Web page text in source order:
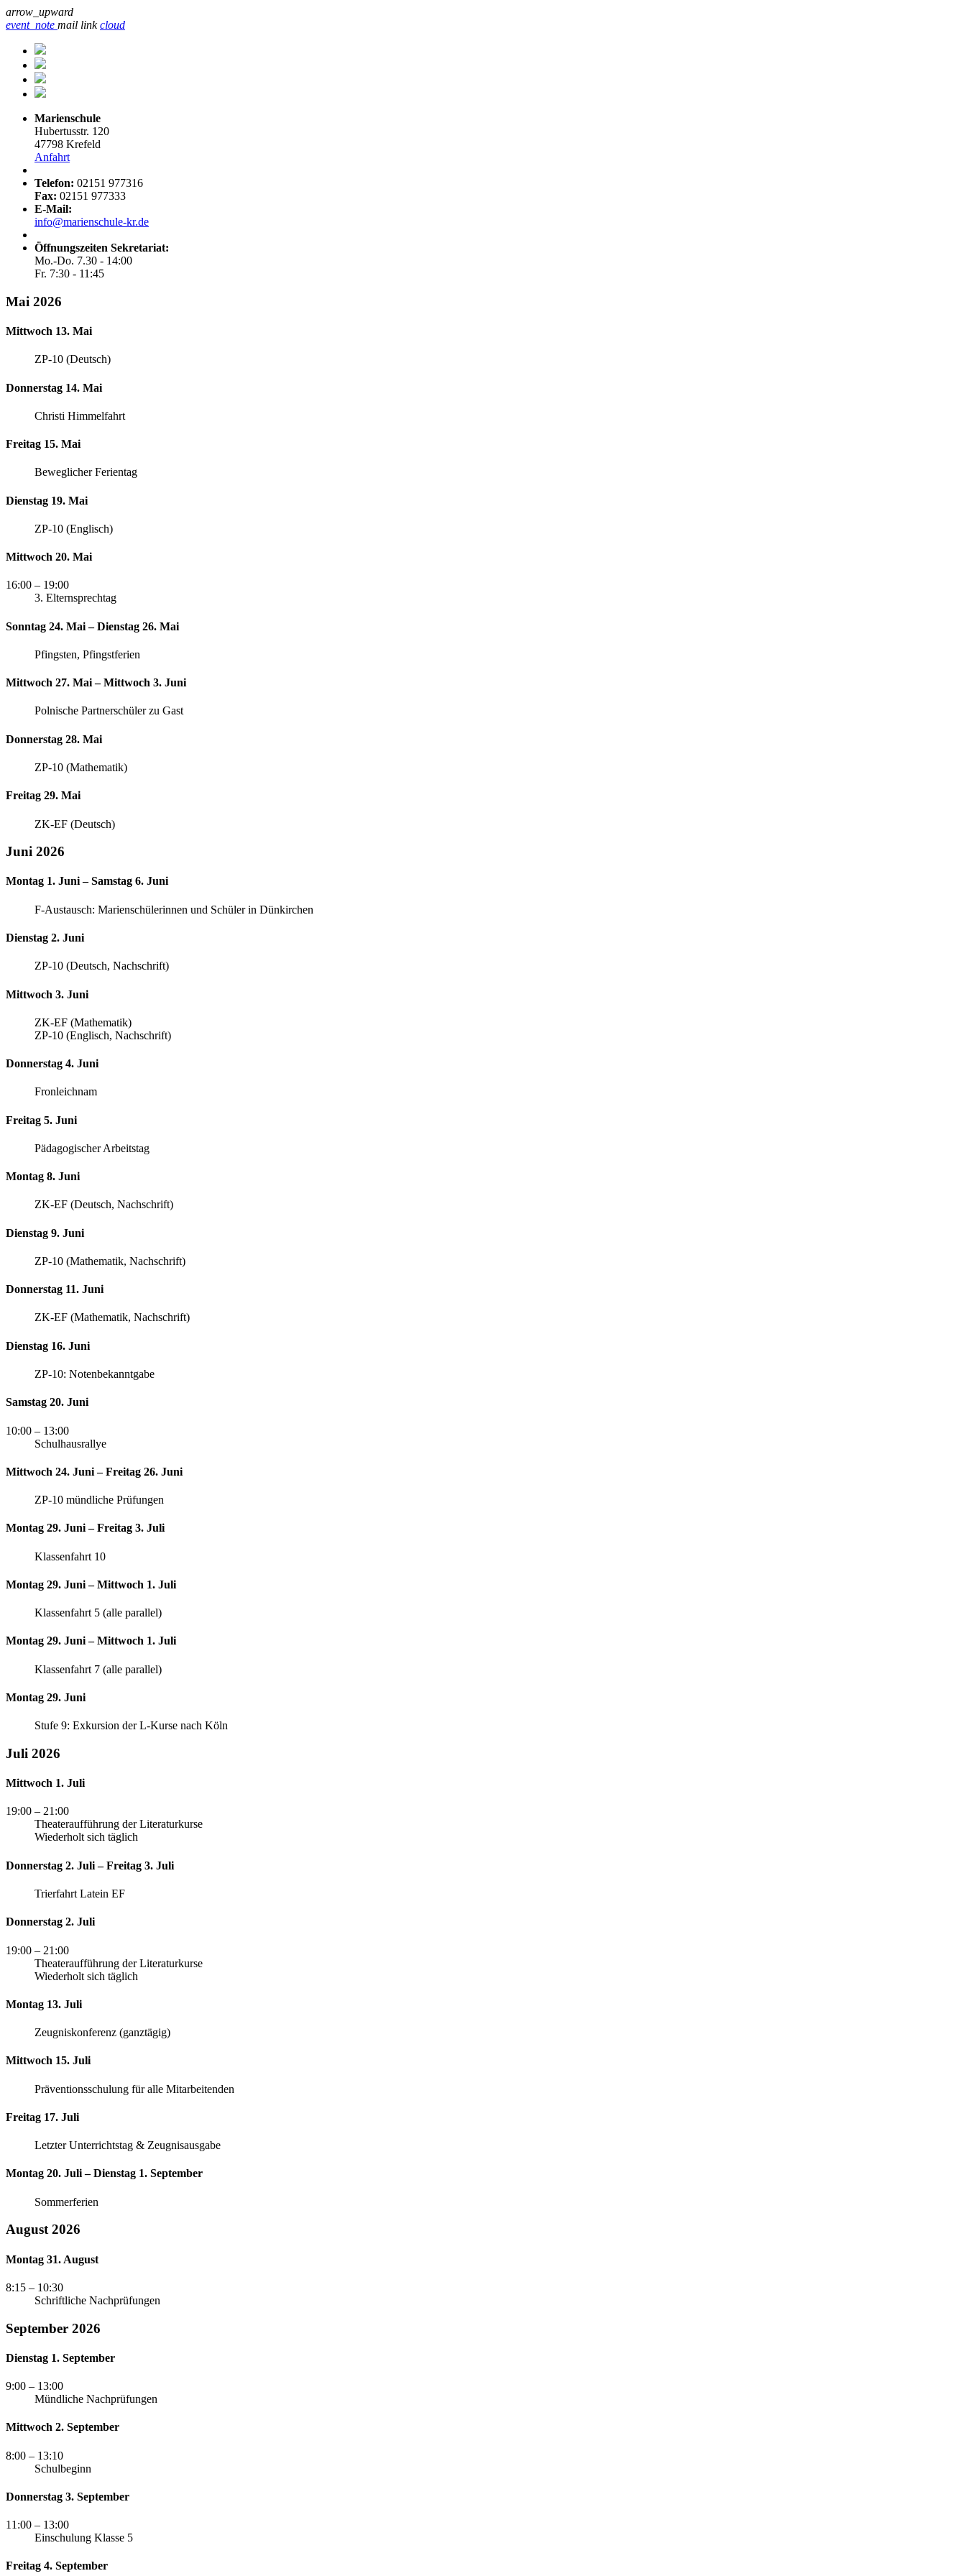
arrow_upward
event_note mail link cloud
Marienschule
Hubertusstr. 120
47798 Krefeld
Anfahrt
Telefon: 02151 977316
Fax: 02151 977333
E-Mail:
info@marienschule-kr.de
Öffnungszeiten Sekretariat:
Mo.-Do. 7.30 - 14:00
Fr. 7:30 - 11:45
Mai 2026
Mittwoch 13. Mai
ZP-10 (Deutsch)
Donnerstag 14. Mai
Christi Himmelfahrt
Freitag 15. Mai
Beweglicher Ferientag
Dienstag 19. Mai
ZP-10 (Englisch)
Mittwoch 20. Mai
16:00 – 19:00
3. Elternsprechtag
Sonntag 24. Mai – Dienstag 26. Mai
Pfingsten, Pfingstferien
Mittwoch 27. Mai – Mittwoch 3. Juni
Polnische Partnerschüler zu Gast
Donnerstag 28. Mai
ZP-10 (Mathematik)
Freitag 29. Mai
ZK-EF (Deutsch)
Juni 2026
Montag 1. Juni – Samstag 6. Juni
F-Austausch: Marienschülerinnen und Schüler in Dünkirchen
Dienstag 2. Juni
ZP-10 (Deutsch, Nachschrift)
Mittwoch 3. Juni
ZK-EF (Mathematik)
ZP-10 (Englisch, Nachschrift)
Donnerstag 4. Juni
Fronleichnam
Freitag 5. Juni
Pädagogischer Arbeitstag
Montag 8. Juni
ZK-EF (Deutsch, Nachschrift)
Dienstag 9. Juni
ZP-10 (Mathematik, Nachschrift)
Donnerstag 11. Juni
ZK-EF (Mathematik, Nachschrift)
Dienstag 16. Juni
ZP-10: Notenbekanntgabe
Samstag 20. Juni
10:00 – 13:00
Schulhausrallye
Mittwoch 24. Juni – Freitag 26. Juni
ZP-10 mündliche Prüfungen
Montag 29. Juni – Freitag 3. Juli
Klassenfahrt 10
Montag 29. Juni – Mittwoch 1. Juli
Klassenfahrt 5 (alle parallel)
Montag 29. Juni – Mittwoch 1. Juli
Klassenfahrt 7 (alle parallel)
Montag 29. Juni
Stufe 9: Exkursion der L-Kurse nach Köln
Juli 2026
Mittwoch 1. Juli
19:00 – 21:00
Theateraufführung der Literaturkurse
Wiederholt sich täglich
Donnerstag 2. Juli – Freitag 3. Juli
Trierfahrt Latein EF
Donnerstag 2. Juli
19:00 – 21:00
Theateraufführung der Literaturkurse
Wiederholt sich täglich
Montag 13. Juli
Zeugniskonferenz (ganztägig)
Mittwoch 15. Juli
Präventionsschulung für alle Mitarbeitenden
Freitag 17. Juli
Letzter Unterrichtstag & Zeugnisausgabe
Montag 20. Juli – Dienstag 1. September
Sommerferien
August 2026
Montag 31. August
8:15 – 10:30
Schriftliche Nachprüfungen
September 2026
Dienstag 1. September
9:00 – 13:00
Mündliche Nachprüfungen
Mittwoch 2. September
8:00 – 13:10
Schulbeginn
Donnerstag 3. September
11:00 – 13:00
Einschulung Klasse 5
Freitag 4. September